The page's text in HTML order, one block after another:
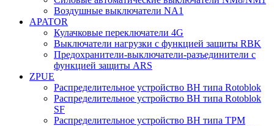
Воздушные выключатели NA1
APATOR
Кулачковые переключатели 4G
Выключатели нагрузки с функцией защиты RBK
Предохранители-выключатели-разъединители с
функцией защиты ARS
ZPUE
Распределительное устройство ВН типа Rotoblok
Распределительное устройство ВН типа Rotoblok
SF
Распределительное устройство ВН типа TPM